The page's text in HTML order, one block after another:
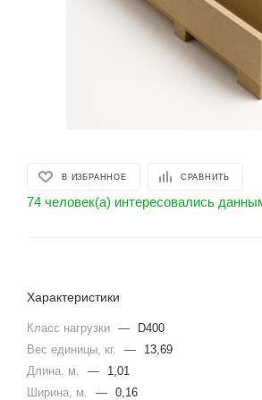
В ИЗБРАННОЕ СРАВНИТЬ
74 человек(а) интересовались
Характеристики
Класс нагрузки —
D400
Вес единицы, кг.
—
13,69
Длина, м.
—
1,01
Ширина, м.
— 0,16